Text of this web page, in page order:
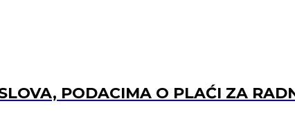
PODACIMA O PLAĆI ZA